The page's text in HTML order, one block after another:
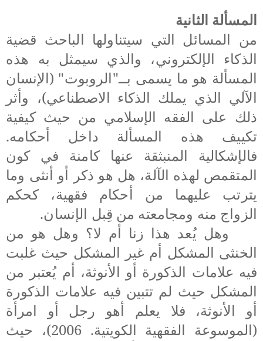
المسألة الثانية
من المسائل التي سيتناولها الباحث قضية
الذكاء الإلكتروني، والذي سيمثل به هذه
المسألة هو ما يسمى بــ"الروبوت" (الإنسان
الآلي الذي يملك الذكاء الاصطناعي)، وأثر
ذلك على الفقه الإسلامي من حيث كيفية
تكييف هذه المسألة داخل أحكامه.
فالإشكالية المنبثقة عنها كامنة في كون
المتقمص لهذه الآلة، هل هو ذكر أو أنثى وما
يترتب عليهما من أحكام فقهية، كحكم
الزواج منه ومجامعته من قِبل الإنسان.
وهل يُعد هذا زنا أم لا؟ وهل هو من
الخنثى المشكل أم غير المشكل حيث غلبت
فيه علامات الذكورة أو الأنوثة، أم يُعتبر من
المشكل حيث لم تتبين فيه علامات الذكورة
أو الأنوثة، فلا يعلم أهو رجل أو امرأة
(الموسوعة الفقهية الكويتية. 2006)، حيث